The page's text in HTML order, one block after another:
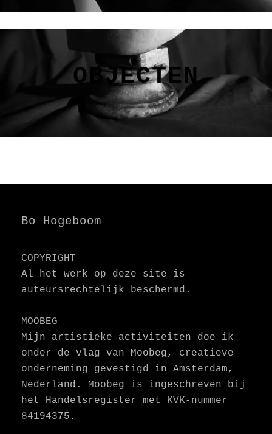
OBJECTEN
Bo Hogeboom
COPYRIGHT
Al het werk op deze site is
auteursrechtelijk beschermd.
MOOBEG
Mijn artistieke activiteiten doe ik
onder de vlag van Moobeg, creatieve
onderneming gevestigd in Amsterdam,
Nederland. Moobeg is ingeschreven bij
het Handelsregister met KVK-nummer
84194375.